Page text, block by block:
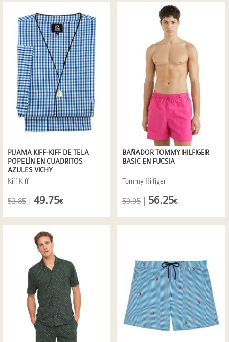
PIJAMA KIFF-KIFF DE TELA
POPELÍN EN CUADRITOS
AZULES VICHY
Kiff Kiff
53.85 49.75€
BAÑADOR TOMMY HILFIGER
BASIC EN FUCSIA
Tommy Hilfiger
59.95 56.25€